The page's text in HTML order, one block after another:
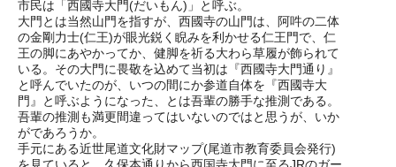
市民は「西國寺大門(だいもん)」と呼ぶ。
大門とは当然山門を指すが、西國寺の山門は、阿吽の二体
の金剛力士(仁王)が眼光鋭く睨みを利かせる仁王門で、仁
王の脚にあやかってか、健脚を祈る大わら草履が飾られて
いる。その大門に畏敬を込めて当初は『西國寺大門通り』
と呼んでいたのが、いつの間にか参道自体を『西國寺大
門』と呼ぶようになった、とは吾輩の勝手な推測である。
吾輩の推測も満更間違ってはいないのではと思うが、いか
がであろうか。
手元にある近世尾道文化財マップ(尾道市教育委員会発行)
を見ていると、久保本通りから西国寺大門に至るJRのガー